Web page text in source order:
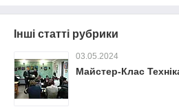
Інші статті рубрики
03.05.2024
Майстер-Клас